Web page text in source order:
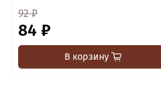
92 ₽
84 ₽
В корзину